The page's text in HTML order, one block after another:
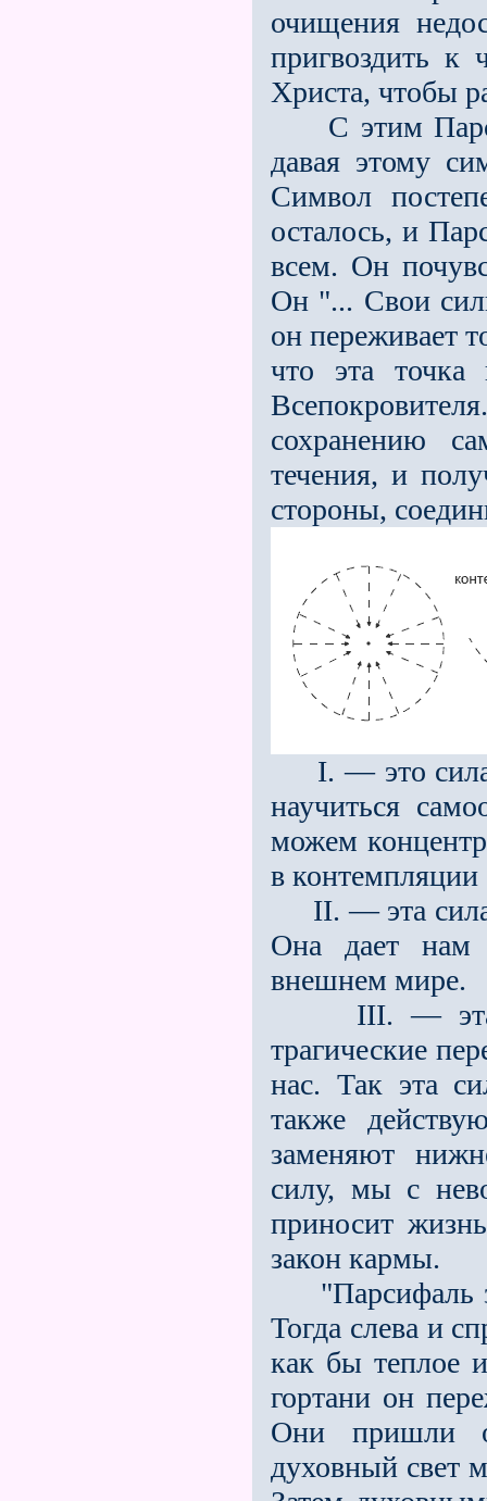
очищения
пригвоздить к
Христа, чтобы
С этим
давая этому
Символ
осталось, и
всем. Он
Он "... Свои
он переживает
что эта точка
сохранению
течения, и
стороны,
I. — это сила,
научиться
можем
в контемпляции
II. — эта сила
Она дает нам
внешнем мире.
III. — эта
трагические
нас. Так эта
также
заменяют
силу, мы с
приносит
закон кармы.
"Парсифаль
Тогда слева и
как бы теплое
гортани он
Они пришли
духовный свет